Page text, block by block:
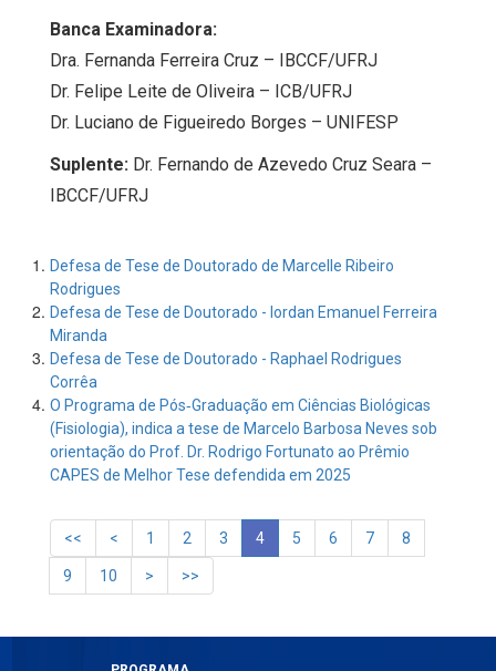
Banca Examinadora:
Dra. Fernanda Ferreira Cruz – IBCCF/UFRJ
Dr. Felipe Leite de Oliveira – ICB/UFRJ
Dr. Luciano de Figueiredo Borges – UNIFESP
Suplente: Dr. Fernando de Azevedo Cruz Seara –
IBCCF/UFRJ
Defesa de Tese de Doutorado de Marcelle Ribeiro
Rodrigues
Defesa de Tese de Doutorado - Iordan Emanuel Ferreira
Miranda
Defesa de Tese de Doutorado - Raphael Rodrigues
Corrêa
O Programa de Pós‑Graduação em Ciências Biológicas
(Fisiologia), indica a tese de Marcelo Barbosa Neves sob
orientação do Prof. Dr. Rodrigo Fortunato ao Prêmio
CAPES de Melhor Tese defendida em 2025
1 2 3 4 5 6 7 8
9 10